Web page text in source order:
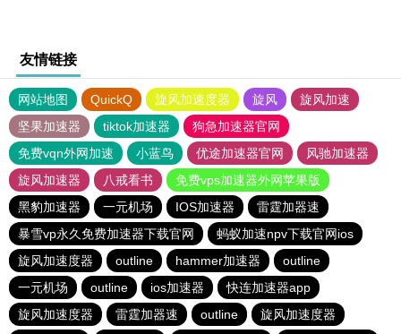
友情链接
网站地图 QuickQ 旋风加速度器 旋风
旋风加速
坚果加速器
tiktok加速器
狗急加速器官网
免费vqn外网加速
小蓝鸟 优途加速器官网
风驰加速器
旋风加速器
八戒看书
免费vps加速器外网苹果版
黑豹加速器
一元机场 IOS加速器
雷霆加器速
暴雪vp永久免费加速器下载官网
蚂蚁加速npv下载官网ios
旋风加速度器
outline hammer加速器
outline
一元机场
outline ios加速器
快连加速器app
旋风加速度器
雷霆加器速 outline 旋风加速度器